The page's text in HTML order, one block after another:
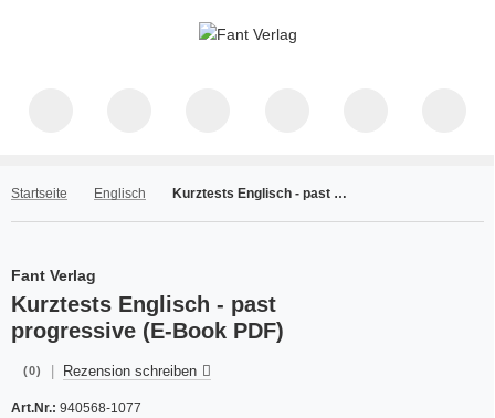
Startseite Englisch Kurztests Englisch - past progressive (E-Book PDF)
Fant Verlag
Kurztests Englisch - past
progressive (E-Book PDF)
(0) Rezension schreiben
Art.Nr.: 940568-1077